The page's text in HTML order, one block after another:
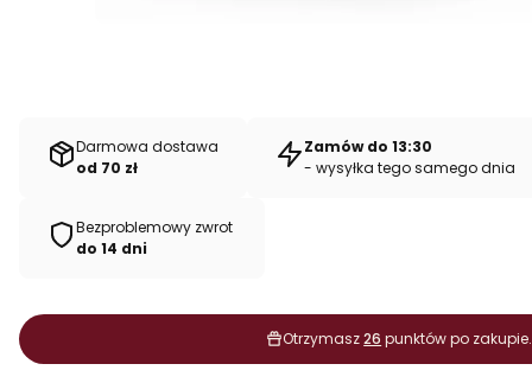
Darmowa dostawa
od 70 zł
Zamów do 13:30
- wysyłka tego samego dnia
Bezproblemowy zwrot
do 14 dni
Otrzymasz26 punktów po zakupie.